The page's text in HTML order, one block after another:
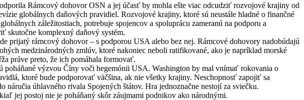
Rámcový dohovor OSN a jej účasť by mohla ešte viac odcudziť rozvojové krajiny od
globálnych daňových pravidiel. Rozvojové krajiny, ktoré sú neustále hladné o finančné
záležitostiach, potrebuje spojencov a spoluprácu zameranú na podporu a
skutočne komplexný daňový systém.
prijatý rámcový dohovor – s podporou USA alebo bez nej. Rámcové dohovory nadobúdajú
medzinárodných zmlúv, ktoré nakoniec neboli ratifikované, ako je napríklad morské
práve preto, že ich pomáhala formovať.
výzvou Číny voči hegemónii USA. Washington by mal vnímať rokovania o
ktoré bude podporovať väčšina, ak nie všetky krajiny. Neschopnosť zapojiť sa
úhlavného rivala Spojených štátov. Hra jednoznačne nestojí za sviečku.
jej postoj nie je poháňaný skôr záujmami podnikov ako národnými.